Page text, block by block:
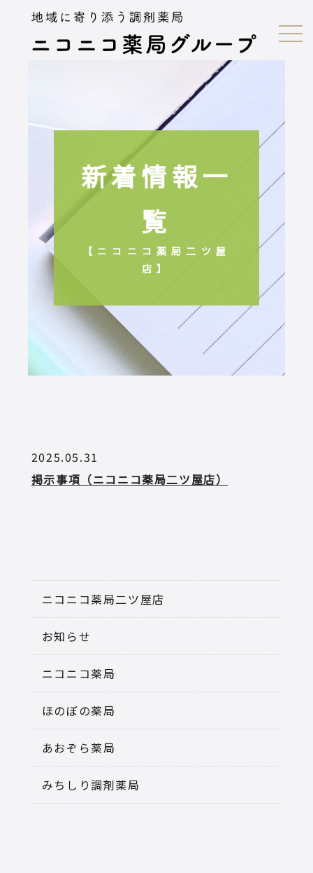
新着情報一
覧
【ニコニコ薬局二ツ屋
店】
2025.05.31
掲示事項（ニコニコ薬局二ツ屋店）
ニコニコ薬局二ツ屋店
お知らせ
ニコニコ薬局
ほのぼの薬局
あおぞら薬局
みちしり調剤薬局